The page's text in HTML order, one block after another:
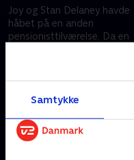
Samtykke
Joy og Stan Delaney havde
håbet på en anden
pensionisttilværelse. Da en
Andre så også